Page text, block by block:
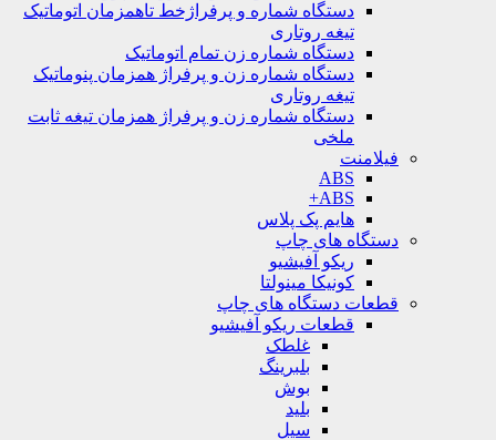
دستگاه شماره و پرفراژخط تاهمزمان اتوماتیک
تیغه روتاری
دستگاه شماره زن تمام اتوماتیک
دستگاه شماره زن و پرفراژ همزمان پنوماتیک
تیغه روتاری
دستگاه شماره زن و پرفراژ همزمان تیغه ثابت
ملخی
فیلامنت
ABS
ABS+
هایم پک پلاس
دستگاه های چاپ
ریکو آفیشیو
کونیکا مینولتا
قطعات دستگاه های چاپ
قطعات ریکو آفیشیو
غلطک
بلبرینگ
بوش
بلید
سیل